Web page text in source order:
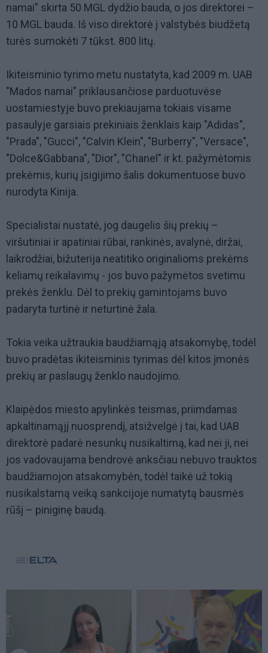
namai" skirta 50 MGL dydžio bauda, o jos direktorei –
10 MGL bauda. Iš viso direktorė į valstybės biudžetą
turės sumokėti 7 tūkst. 800 litų.
Ikiteisminio tyrimo metu nustatyta, kad 2009 m. UAB
"Mados namai" priklausančiose parduotuvėse
uostamiestyje buvo prekiaujama tokiais visame
pasaulyje garsiais prekiniais ženklais kaip "Adidas",
"Prada", "Gucci", "Calvin Klein", "Burberry", "Versace",
"Dolce&Gabbana", "Dior", "Chanel" ir kt. pažymėtomis
prekėmis, kurių įsigijimo šalis dokumentuose buvo
nurodyta Kinija.
Specialistai nustatė, jog daugelis šių prekių –
viršutiniai ir apatiniai rūbai, rankinės, avalynė, diržai,
laikrodžiai, bižuterija neatitiko originalioms prekėms
keliamų reikalavimų - jos buvo pažymėtos svetimu
prekės ženklu. Dėl to prekių gamintojams buvo
padaryta turtinė ir neturtinė žala.
Tokia veika užtraukia baudžiamąją atsakomybę, todėl
buvo pradėtas ikiteisminis tyrimas dėl kitos įmonės
prekių ar paslaugų ženklo naudojimo.
Klaipėdos miesto apylinkės teismas, priimdamas
apkaltinamąjį nuosprendį, atsižvelgė į tai, kad UAB
direktorė padarė nesunkų nusikaltimą, kad nei ji, nei
jos vadovaujama bendrovė anksčiau nebuvo trauktos
baudžiamojon atsakomybėn, todėl taikė už tokią
nusikalstamą veiką sankcijoje numatytą bausmės
rūšį – piniginę baudą.